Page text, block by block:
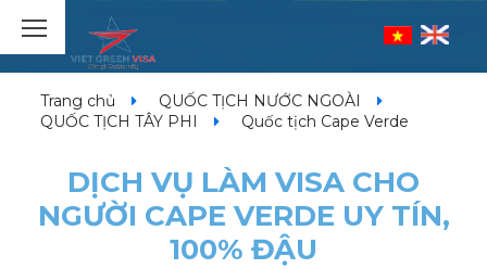
Trang chủ
QUỐC TỊCH NƯỚC NGOÀI
QUỐC TỊCH TÂY PHI
Quốc tịch Cape Verde
DỊCH VỤ LÀM VISA CHO
NGƯỜI CAPE VERDE UY TÍN,
100% ĐẬU